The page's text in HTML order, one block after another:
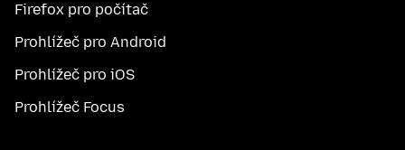
Firefox pro počítač
Prohlížeč pro Android
Prohlížeč pro iOS
Prohlížeč Focus